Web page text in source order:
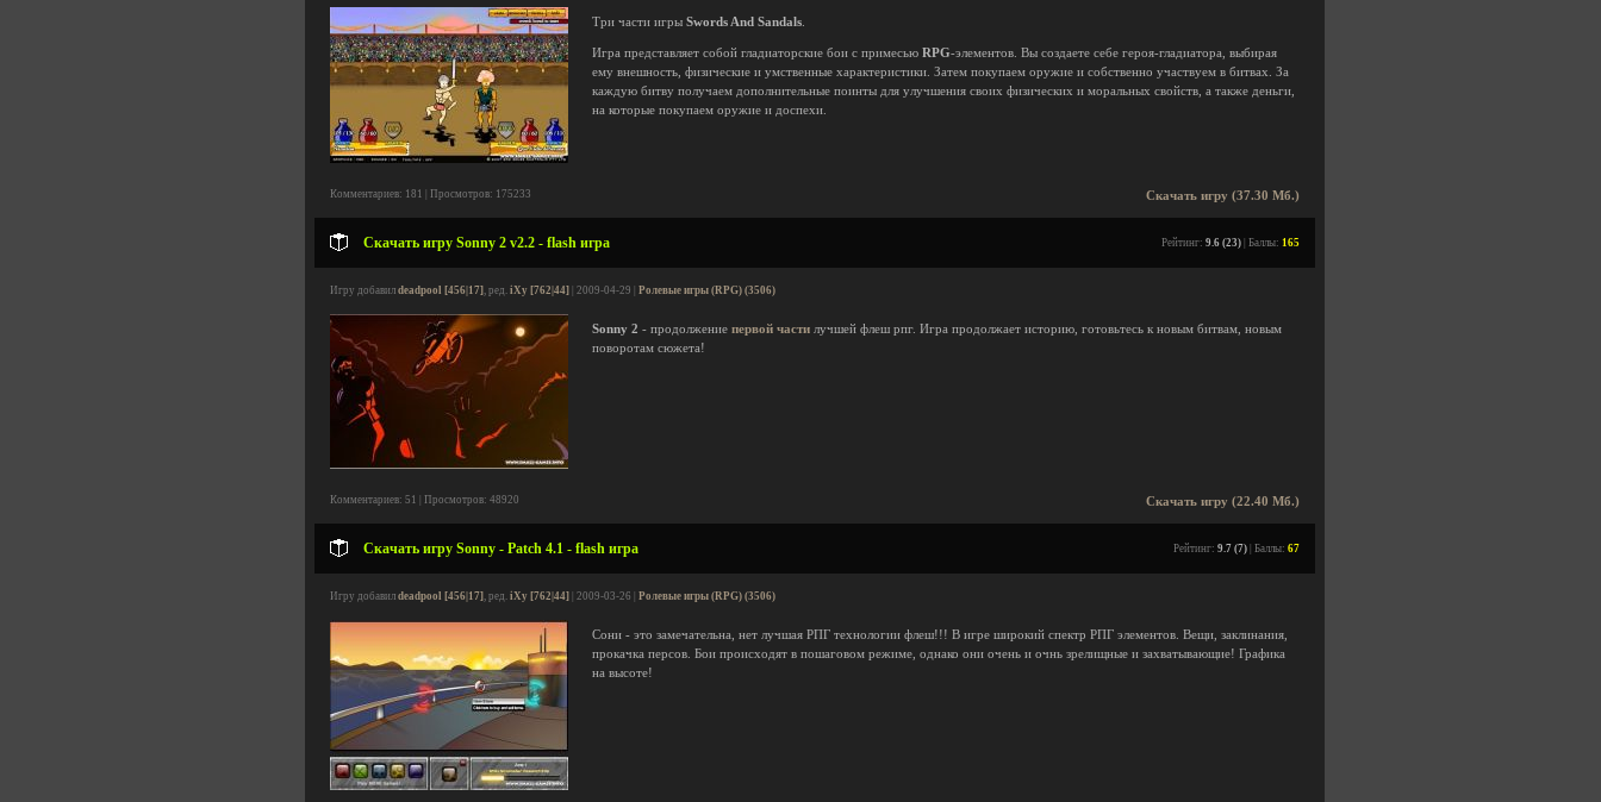
Три части игры Swords And Sandals
Игра представляет собой гладиаторские бои с примесью RPG-элементов. Вы создаете себе героя-гладиатора, выбирая
ему внешность, физические и умственные характеристики. Затем покупаем оружие и собственно участвуем в битвах. За
каждую битву получаем дополнительные поинты для улучшения своих физических и моральных свойств, а также деньги,
на которые покупаем оружие и доспехи.
Скачать игру (37.30 Мб.)
Комментариев: 181 | Просмотров: 175233
Скачать игру Sonny 2 v2.2 - flash игра Рейтинг: 9.6 (23) | Баллы: 165
Игру добавил deadpool [456|17], ред. iXy [762|44] | 2009-04-29 | Ролевые игры (RPG) (3506)
Sonny 2 - продолжение первой части лучшей флеш рпг. Игра продолжает историю, готовьтесь к новым битвам, новым
поворотам сюжета!
Скачать игру (22.40 Мб.)
Комментариев: 51 | Просмотров: 48920
Скачать игру Sonny - Patch 4.1 - flash игра Рейтинг: 9.7 (7) | Баллы: 67
Игру добавил deadpool [456|17], ред. iXy [762|44] | 2009-03-26 | Ролевые игры (RPG) (3506)
Сони - это замечательна, нет лучшая РПГ технологии флеш!!! В игре широкий спектр РПГ элементов. Вещи, заклинания,
прокачка персов. Бои происходят в пошаговом режиме, однако они очень и очнь зрелищные и захватывающие! Графика
на высоте!